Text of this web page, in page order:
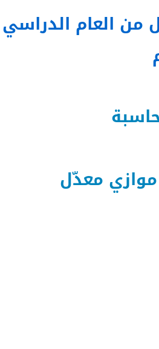
العام الدراسي
معدّل